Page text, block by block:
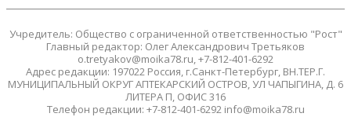
Учредитель: Общество с ограниченной ответственностью "Рост"
Главный редактор: Олег Александрович Третьяков
o.tretyakov@moika78.ru, +7-812-401-6292
Адрес редакции: 197022 Россия, г.Санкт-Петербург, ВН.ТЕР.Г.
МУНИЦИПАЛЬНЫЙ ОКРУГ АПТЕКАРСКИЙ ОСТРОВ, УЛ ЧАПЫГИНА, Д. 6
ЛИТЕРА П, ОФИС 316
Телефон редакции: +7-812-401-6292 info@moika78.ru